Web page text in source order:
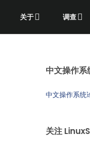
关于 调查
中文操作系
中文操作系统
关注